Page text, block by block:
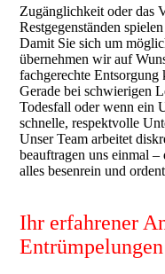
Zugänglichkeit oder das
Restgegenständen
Damit Sie sich um
übernehmen wir auf
fachgerechte Entsorgung
Gerade bei schwierigen
Todesfall oder wenn ein
schnelle, respektvolle
Unser Team arbeitet
beauftragen uns einmal
alles besenrein und
Ihr erfahrener